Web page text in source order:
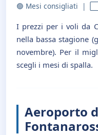
🟢 Mesi consigliati |
I prezzi per i voli da
nella bassa stagione
novembre). Per il
scegli i mesi di spalla.
Aeroporto